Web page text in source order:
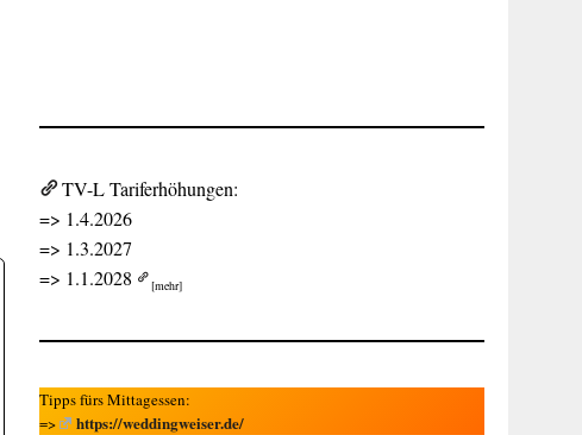
TV-L Tariferhöhungen:
=> 1.4.2026
=> 1.3.2027
=> 1.1.2028
[mehr]
Tipps fürs Mittagessen:
=>
https://weddingweiser.de/